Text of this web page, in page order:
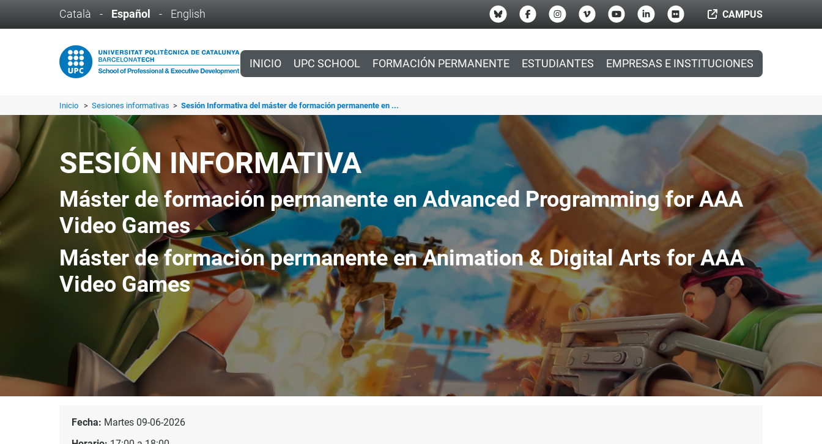
Català - Español - English CAMPUS
INICIO UPC SCHOOL FORMACIÓN PERMANENTE ESTUDIANTES EMPRESAS E INSTITUCIONES
Inicio > Sesiones informativas > Sesión Informativa del máster de formación permanente en ...
SESIÓN INFORMATIVA
Máster de formación permanente en Advanced Programming for AAA
Video Games
Máster de formación permanente en Animation & Digital Arts for AAA
Video Games
Fecha: Martes 09-06-2026